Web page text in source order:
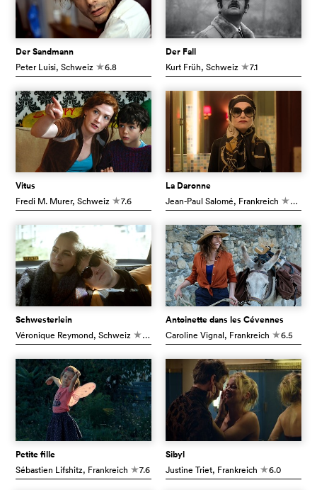
Der Sandmann
Peter Luisi, Schweiz c6.8
Der Fall
Kurt Früh, Schweiz c7.1
Vitus
Fredi M. Murer, Schweiz c7.6
La Daronne
Jean-Paul Salomé, Frankreich c6.3
Schwesterlein
Véronique Reymond, Schweiz c6.8
Antoinette dans les Cévennes
Caroline Vignal, Frankreich c6.5
Petite fille
Sébastien Lifshitz, Frankreich c7.6
Sibyl
Justine Triet, Frankreich c6.0